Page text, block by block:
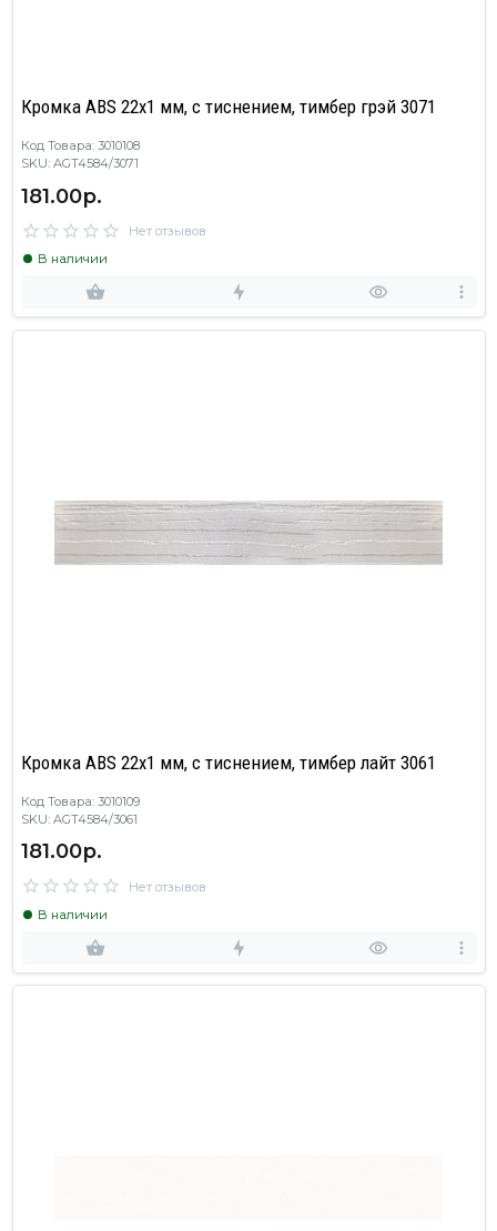
Кромка ABS 22х1 мм, с тиснением, тимбер грэй 3071
Код Товара: 3010108
SKU: AGT4584/3071
181.00р.
Нет отзывов
В наличии
Кромка ABS 22х1 мм, с тиснением, тимбер лайт 3061
Код Товара: 3010109
SKU: AGT4584/3061
181.00р.
Нет отзывов
В наличии